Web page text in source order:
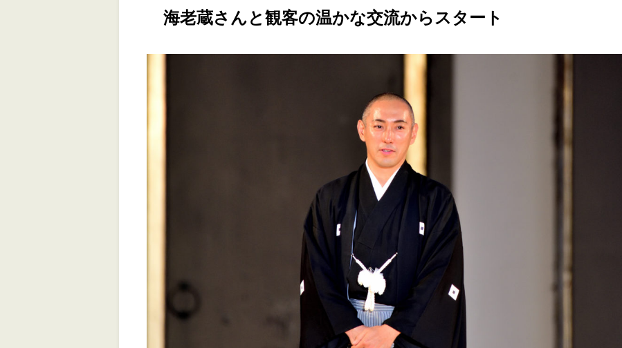
海老蔵さんと観客の温かな交流からスタート